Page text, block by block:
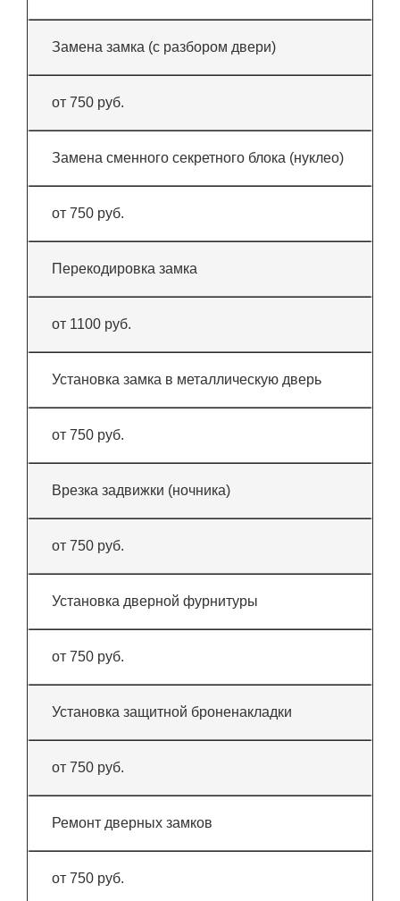
Замена замка (с разбором двери)
от 750 руб.
Замена сменного секретного блока (нуклео)
от 750 руб.
Перекодировка замка
от 1100 руб.
Установка замка в металлическую дверь
от 750 руб.
Врезка задвижки (ночника)
от 750 руб.
Установка дверной фурнитуры
от 750 руб.
Установка защитной броненакладки
от 750 руб.
Ремонт дверных замков
от 750 руб.